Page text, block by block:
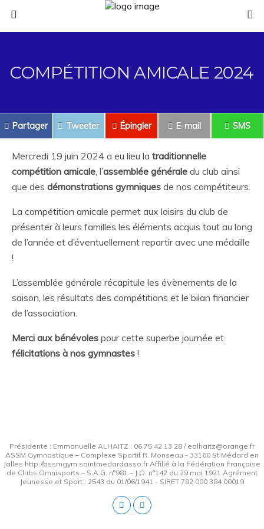
COMPÉTITION AMICALE 2024
Partager Tweeter Épingler E-mail SMS
Mercredi 19 juin 2024 a eu lieu la traditionnelle
compétition amicale, l’assemblée générale du club ainsi
que des démonstrations gymniques de nos compétiteurs.
La compétition amicale permet aux loisirs du club de
présenter à leurs familles les éléments acquis tout au long
de l’année et d’éventuellement repartir avec une médaille
!
L’assemblée générale récapitule les évènements de la
saison, les résultats des compétitions et le bilan financier
de l’association.
Merci aux bénévoles pour cette superbe journée et
félicitations à nos gymnastes !
Présidente : Emmanuelle ALHAITZ : 06 75 42 13 28 / ealhaitz@orange.fr
ASSM Gymnastique – Complexe Sportif R. Monseau - 33160 St Médard en
Jalles http://assmgym.saintmedardasso.fr Affilié à la Fédération Française
de Clubs Omnisports – S.A.G. n°981 – J.O. n°142 du 29 mai 1921 Agrément
Jeunesse et Sport : 2543 du 01/06/1941 - SIRET 782 000 384 00019